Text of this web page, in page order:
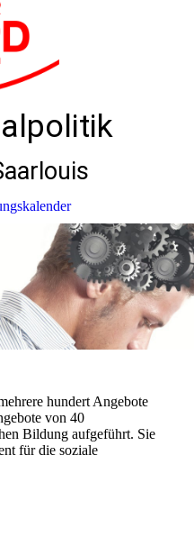
hundert Angebote
von 40
Bildung aufgeführt. Sie
für die soziale